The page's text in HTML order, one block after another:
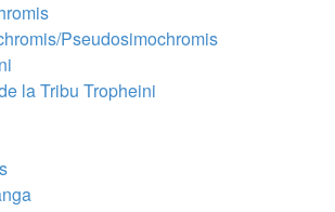
Pseudosimochromis
la Tribu Tropheini